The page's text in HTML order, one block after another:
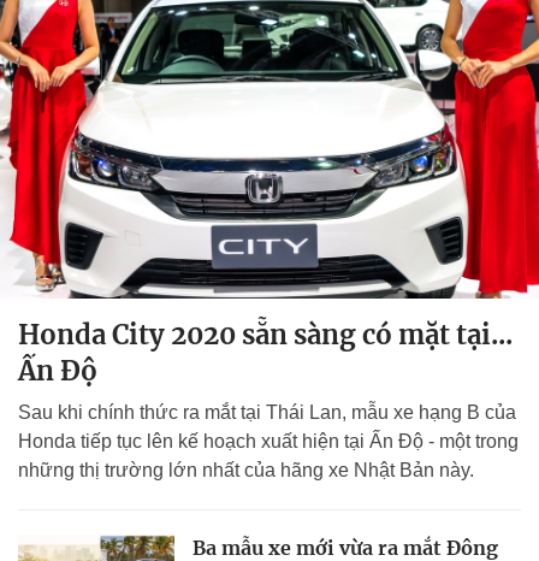
Honda City 2020 sẵn sàng có mặt tại...
Ấn Độ
Sau khi chính thức ra mắt tại Thái Lan, mẫu xe hạng B của
Honda tiếp tục lên kế hoạch xuất hiện tại Ấn Độ - một trong
những thị trường lớn nhất của hãng xe Nhật Bản này.
Ba mẫu xe mới vừa ra mắt Đông